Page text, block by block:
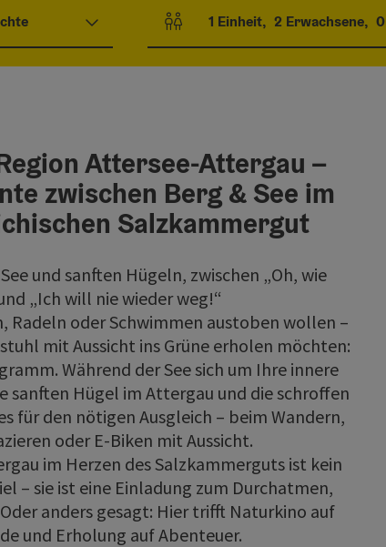
Einheitenanzahl und Personenfelder
1 Einheit, 2 Erwachsene, 0
Attersee-Attergau –
zwischen Berg & See im
Salzkammergut
und sanften Hügeln, zwischen „Oh, wie
„Ich will nie wieder weg!“
Radeln oder Schwimmen austoben wollen –
mit Aussicht ins Grüne erholen möchten:
Während der See sich um Ihre innere
sanften Hügel im Attergau und die schroffen
für den nötigen Ausgleich – beim Wandern,
oder E-Biken mit Aussicht.
im Herzen des Salzkammerguts ist kein
– sie ist eine Einladung zum Durchatmen,
anders gesagt: Hier trifft Naturkino auf
und Erholung auf Abenteuer.